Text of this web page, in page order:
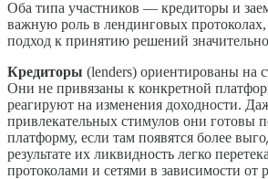
Оба типа участников — кредиторы и
важную роль в лендинговых
подход к принятию решений
Кредиторы (lenders) ориентированы на
Они не привязаны к конкретной
реагируют на изменения доходности.
привлекательных стимулов они готовы
платформу, если там появятся более
результате их ликвидность легко
протоколами и сетями в зависимости от